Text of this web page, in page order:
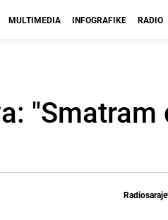
MULTIMEDIA INFOGRAFIKE RADIO
"Smatram